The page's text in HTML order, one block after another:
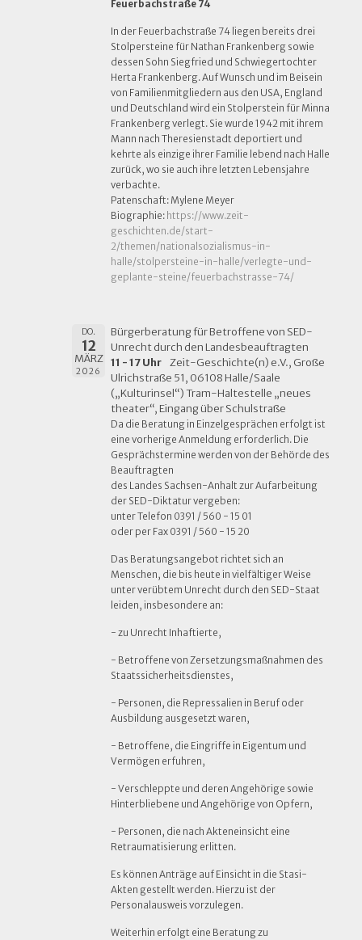
Feuerbachstraße 74
In der Feuerbachstraße 74 liegen bereits drei
Stolpersteine für Nathan Frankenberg sowie
dessen Sohn Siegfried und Schwiegertochter
Herta Frankenberg. Auf Wunsch und im Beisein
von Familienmitgliedern aus den USA, England
und Deutschland wird ein Stolperstein für Minna
Frankenberg verlegt. Sie wurde 1942 mit ihrem
Mann nach Theresienstadt deportiert und
kehrte als einzige ihrer Familie lebend nach Halle
zurück, wo sie auch ihre letzten Lebensjahre
verbachte.
Patenschaft: Mylene Meyer
Biographie: https://www.zeit-
geschichten.de/start-
2/themen/nationalsozialismus-in-
halle/stolpersteine-in-halle/verlegte-und-
geplante-steine/feuerbachstrasse-74/
DO.
12
MÄRZ
2026
Bürgerberatung für Betroffene von SED-
Unrecht durch den Landesbeauftragten
11 - 17 Uhr
Zeit-Geschichte(n) e.V., Große
Ulrichstraße 51, 06108 Halle/Saale
(„Kulturinsel“) Tram-Haltestelle „neues
theater“, Eingang über Schulstraße
Da die Beratung in Einzelgesprächen erfolgt ist
eine vorherige Anmeldung erforderlich. Die
Gesprächstermine werden von der Behörde des
Beauftragten
des Landes Sachsen-Anhalt zur Aufarbeitung
der SED-Diktatur vergeben:
unter Telefon 0391 / 560 - 15 01
oder per Fax 0391 / 560 - 15 20
Das Beratungsangebot richtet sich an
Menschen, die bis heute in vielfältiger Weise
unter verübtem Unrecht durch den SED-Staat
leiden, insbesondere an:
- zu Unrecht Inhaftierte,
- Betroffene von Zersetzungsmaßnahmen des
Staatssicherheitsdienstes,
- Personen, die Repressalien in Beruf oder
Ausbildung ausgesetzt waren,
- Betroffene, die Eingriffe in Eigentum und
Vermögen erfuhren,
- Verschleppte und deren Angehörige sowie
Hinterbliebene und Angehörige von Opfern,
- Personen, die nach Akteneinsicht eine
Retraumatisierung erlitten.
Es können Anträge auf Einsicht in die Stasi-
Akten gestellt werden. Hierzu ist der
Personalausweis vorzulegen.
Weiterhin erfolgt eine Beratung zu